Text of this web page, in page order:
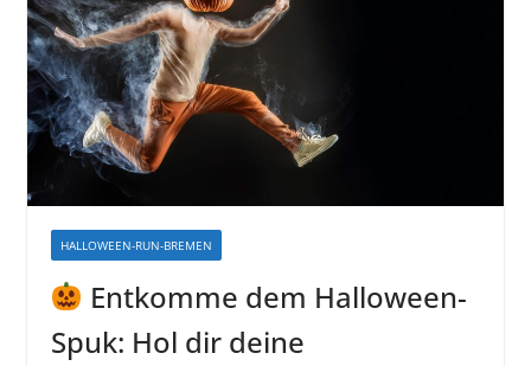
HALLOWEEN-RUN-BREMEN
Entkomme dem Halloween-
Spuk: Hol dir deine